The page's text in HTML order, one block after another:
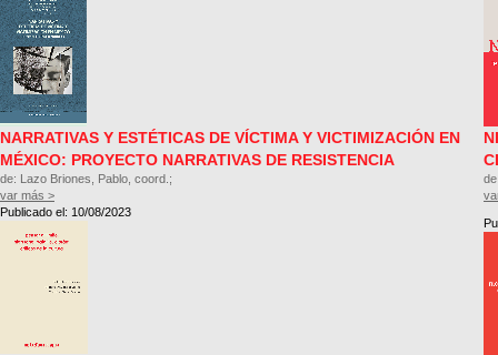
NARRATIVAS Y ESTÉTICAS DE VÍCTIMA Y VICTIMIZACIÓN EN
MÉXICO: PROYECTO NARRATIVAS DE RESISTENCIA
de: Lazo Briones, Pablo, coord.;
var más >
Publicado el: 10/08/2023